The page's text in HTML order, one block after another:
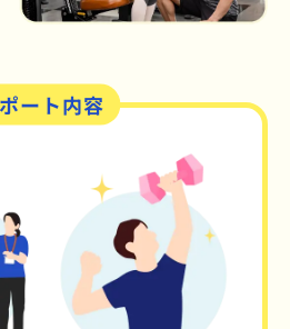
ート内容